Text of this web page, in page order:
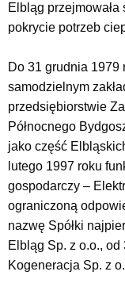
Elbląg
pokrycie potrzeb
Do 31 grudnia 1979
samodzielnym
przedsiębiorstwie
Północnego
jako część
lutego 1997 roku
gospodarczy –
ograniczoną
nazwę Spółki
Elbląg Sp. z o.o.,
Kogeneracja Sp. z